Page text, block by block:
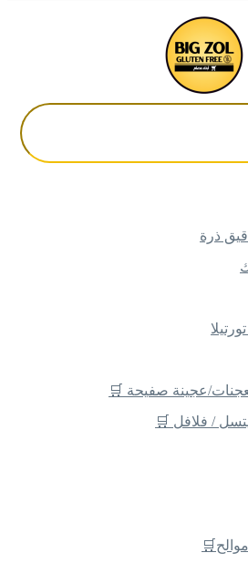
ذرة
عجينة صفيحة 🛒
/ فلافل 🛒